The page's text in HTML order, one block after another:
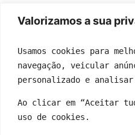
Valorizamos a sua
Usamos cookies para
navegação, veicular
personalizado e
Ao clicar em “Aceitar
uso de cookies.